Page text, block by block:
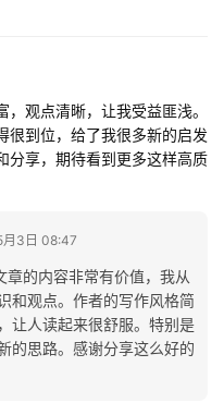
观点清晰，让我受益匪浅。
很到位，给了我很多新的启发
分享，期待看到更多这样高质
月3日 08:47
章的内容非常有价值，我从
和观点。作者的写作风格简
让人读起来很舒服。特别是
的思路。感谢分享这么好的